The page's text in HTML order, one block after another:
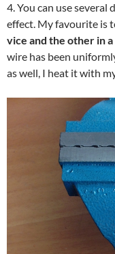
4. You can use
effect. My favourite is
vice and the other in
wire has been
as well, I heat it with